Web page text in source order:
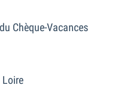
Chèque-Vacances
Loire